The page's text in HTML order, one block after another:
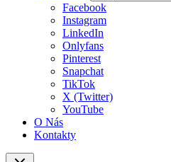
Facebook
Instagram
LinkedIn
Onlyfans
Pinterest
Snapchat
TikTok
X (Twitter)
YouTube
O Nás
Kontakty